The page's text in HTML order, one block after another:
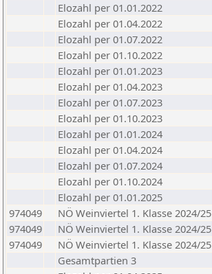
Elozahl per 01.01.2022
Elozahl per 01.04.2022
Elozahl per 01.07.2022
Elozahl per 01.10.2022
Elozahl per 01.01.2023
Elozahl per 01.04.2023
Elozahl per 01.07.2023
Elozahl per 01.10.2023
Elozahl per 01.01.2024
Elozahl per 01.04.2024
Elozahl per 01.07.2024
Elozahl per 01.10.2024
Elozahl per 01.01.2025
974049
NÖ Weinviertel 1. Klasse 2024/25
974049
NÖ Weinviertel 1. Klasse 2024/25
974049
NÖ Weinviertel 1. Klasse 2024/25
Gesamtpartien 3